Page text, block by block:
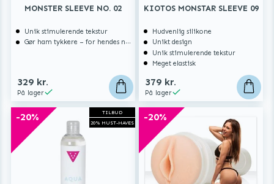
MONSTER SLEEVE NO. 02
Unik stimulerende tekstur
Gør ham tykkere – for hendes nydelse
329 kr.
På lager
KIOTOS MONSTAR SLEEVE 09
Hudvenlig silikone
Unikt design
Unik stimulerende tekstur
Meget elastisk
379 kr.
På lager
TILBUD
20% MUST-HAVES
-20% -20%